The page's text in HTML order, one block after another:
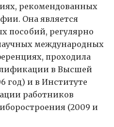
рекомендованных
Она является
пособий, регулярно
международных
проходила
в Высшей
год) и в Институте
работников
(2009 и